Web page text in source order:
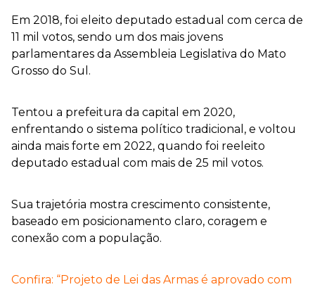
Em 2018, foi eleito deputado estadual com cerca de
11 mil votos, sendo um dos mais jovens
parlamentares da Assembleia Legislativa do Mato
Grosso do Sul.
Tentou a prefeitura da capital em 2020,
enfrentando o sistema político tradicional, e voltou
ainda mais forte em 2022, quando foi reeleito
deputado estadual com mais de 25 mil votos.
Sua trajetória mostra crescimento consistente,
baseado em posicionamento claro, coragem e
conexão com a população.
Confira: “Projeto de Lei das Armas é aprovado com